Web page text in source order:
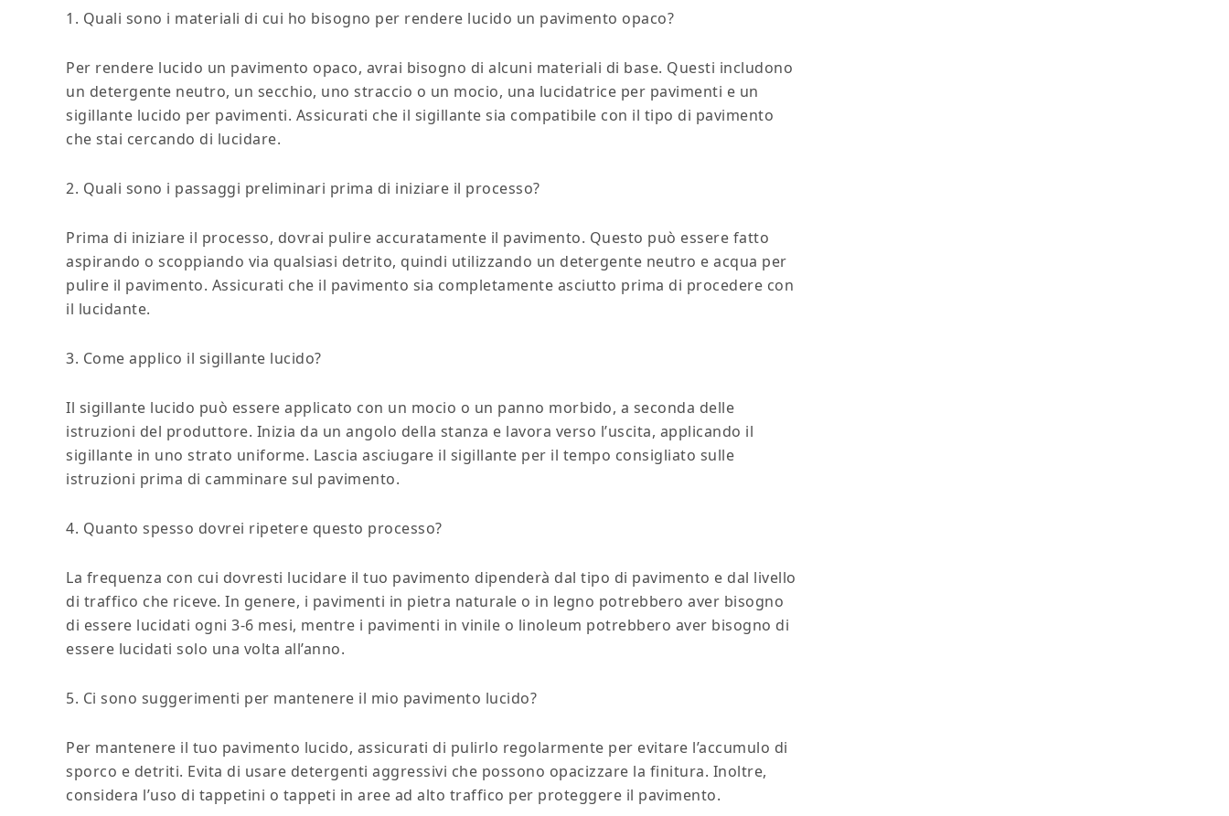
1. Quali sono i materiali di cui ho bisogno per rendere lucido un pavimento opaco?
Per rendere lucido un pavimento opaco, avrai bisogno di alcuni materiali di base. Questi includono
un detergente neutro, un secchio, uno straccio o un mocio, una lucidatrice per pavimenti e un
sigillante lucido per pavimenti. Assicurati che il sigillante sia compatibile con il tipo di pavimento
che stai cercando di lucidare.
2. Quali sono i passaggi preliminari prima di iniziare il processo?
Prima di iniziare il processo, dovrai pulire accuratamente il pavimento. Questo può essere fatto
aspirando o scoppiando via qualsiasi detrito, quindi utilizzando un detergente neutro e acqua per
pulire il pavimento. Assicurati che il pavimento sia completamente asciutto prima di procedere con
il lucidante.
3. Come applico il sigillante lucido?
Il sigillante lucido può essere applicato con un mocio o un panno morbido, a seconda delle
istruzioni del produttore. Inizia da un angolo della stanza e lavora verso l’uscita, applicando il
sigillante in uno strato uniforme. Lascia asciugare il sigillante per il tempo consigliato sulle
istruzioni prima di camminare sul pavimento.
4. Quanto spesso dovrei ripetere questo processo?
La frequenza con cui dovresti lucidare il tuo pavimento dipenderà dal tipo di pavimento e dal livello
di traffico che riceve. In genere, i pavimenti in pietra naturale o in legno potrebbero aver bisogno
di essere lucidati ogni 3-6 mesi, mentre i pavimenti in vinile o linoleum potrebbero aver bisogno di
essere lucidati solo una volta all’anno.
5. Ci sono suggerimenti per mantenere il mio pavimento lucido?
Per mantenere il tuo pavimento lucido, assicurati di pulirlo regolarmente per evitare l’accumulo di
sporco e detriti. Evita di usare detergenti aggressivi che possono opacizzare la finitura. Inoltre,
considera l’uso di tappetini o tappeti in aree ad alto traffico per proteggere il pavimento.